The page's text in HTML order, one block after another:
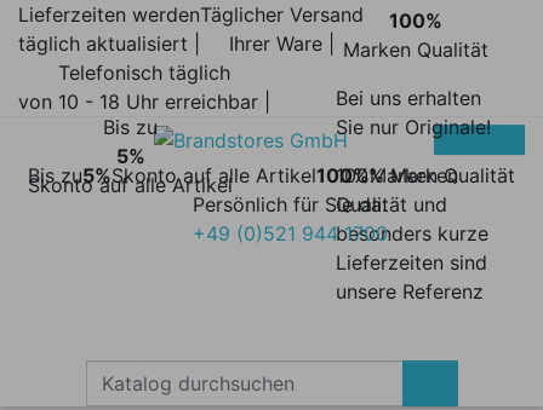
Lieferzeiten werden
täglich aktualisiert |
Täglicher Versand
Ihrer Ware |
Telefonisch täglich
von 10 - 18 Uhr erreichbar |
Bis zu5%Skonto auf alle Artikel
Bis zu
5%
Skonto auf alle Artikel
100%Marken Qualität
100%
Marken Qualität
Bei uns erhalten
Sie nur Originale!
100% Marken
Qualität und
besonders kurze
Lieferzeiten sind
unsere Referenz
Persönlich für Sie da:
+49 (0)521 944 1700